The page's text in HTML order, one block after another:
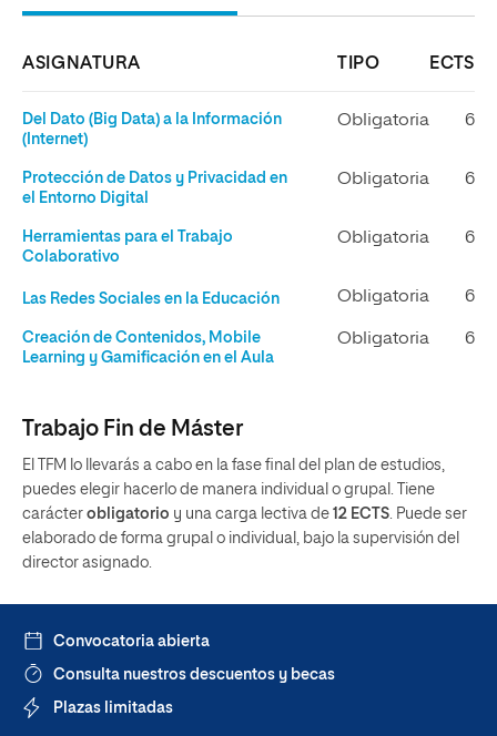
ASIGNATURA TIPO ECTS
Del Dato (Big Data) a la Información
(Internet)
Obligatoria 6
Protección de Datos y Privacidad en
el Entorno Digital
Obligatoria 6
Herramientas para el Trabajo
Colaborativo
Obligatoria 6
Las Redes Sociales en la Educación Obligatoria 6
Creación de Contenidos, Mobile
Learning y Gamificación en el Aula
Obligatoria 6
Trabajo Fin de Máster
El TFM lo llevarás a cabo en la fase final del plan de estudios,
puedes elegir hacerlo de manera individual o grupal. Tiene
carácter obligatorio y una carga lectiva de 12 ECTS. Puede ser
elaborado de forma grupal o individual, bajo la supervisión del
director asignado.
Convocatoria abierta
Consulta nuestros descuentos y becas
Plazas limitadas